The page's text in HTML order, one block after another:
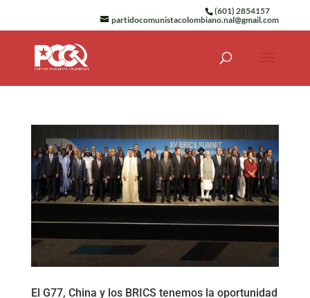
(601) 2854157
partidocomunistacolombiano.nal@gmail.com
El G77, China y los BRICS tenemos la oportunidad